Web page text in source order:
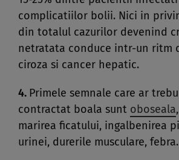
complicatiilor bolii. Nici in
din totalul cazurilor devenind
netratata conduce intr-un ritm
ciroza si cancer hepatic.
4. Primele semnale care ar
contractat boala sunt oboseala
marirea ficatului, ingalbenirea
urinei, durerile musculare, febra.